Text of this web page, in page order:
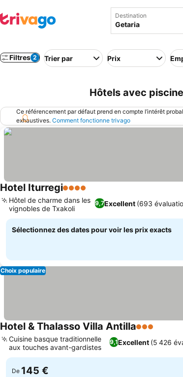
Destination
Filtres 2 Trier par Prix
Hôtels avec
Ce référencement par défaut prend en compte l’intérêt
exhaustives. Comment fonctionne trivago
Hotel Iturregi4 Étoiles
9,7Excellent (693
Hôtel de charme dans les
vignobles de Txakoli
Sélectionnez des dates pour voir les prix exacts
Choix populaire
Hotel & Thalasso Villa Antilla3 Étoiles
9,1Excellent (5 426
Cuisine basque traditionnelle
aux touches avant-gardistes
De 145 €